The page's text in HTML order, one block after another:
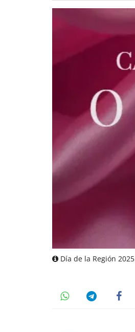
Día de la Región 2025